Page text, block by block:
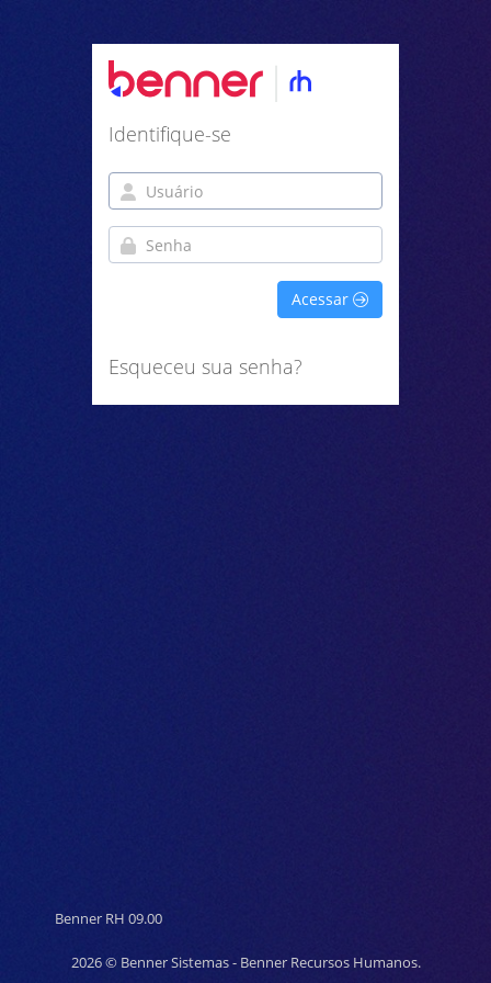
Identifique-se
Acessar
Esqueceu sua senha?
2026 © Benner Sistemas - Benner Recursos Humanos.
Benner RH 09.00